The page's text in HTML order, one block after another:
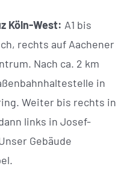
Köln-West: A1 bis
rechts auf Aachener
Nach ca. 2 km
in
Weiter bis rechts in
links in Josef-
Gebäude